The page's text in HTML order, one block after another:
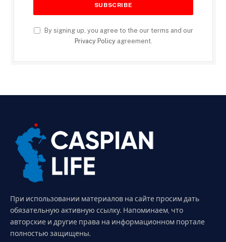
By signing up, you agree to the our terms and our
Privacy Policyagreement.
При использовании материалов на сайте просим дать
обязательную активную ссылку. Напоминаем, что
авторские и другие права на информационном портале
полностью защищены.